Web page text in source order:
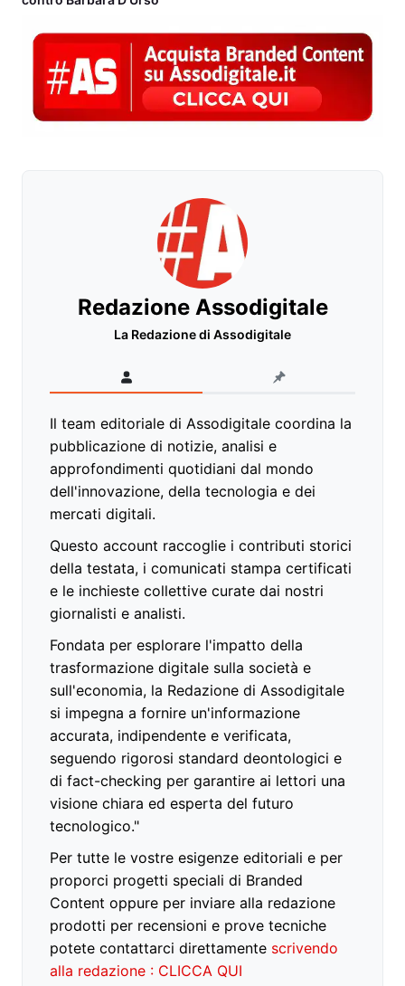
Redazione Assodigitale
La Redazione di Assodigitale
Il team editoriale di Assodigitale coordina la
pubblicazione di notizie, analisi e
approfondimenti quotidiani dal mondo
dell'innovazione, della tecnologia e dei
mercati digitali.
Questo account raccoglie i contributi storici
della testata, i comunicati stampa certificati
e le inchieste collettive curate dai nostri
giornalisti e analisti.
Fondata per esplorare l'impatto della
trasformazione digitale sulla società e
sull'economia, la Redazione di Assodigitale
si impegna a fornire un'informazione
accurata, indipendente e verificata,
seguendo rigorosi standard deontologici e
di fact-checking per garantire ai lettori una
visione chiara ed esperta del futuro
tecnologico."
Per tutte le vostre esigenze editoriali e per
proporci progetti speciali di Branded
Content oppure per inviare alla redazione
prodotti per recensioni e prove tecniche
potete contattarci direttamente scrivendo
alla redazione : CLICCA QUI